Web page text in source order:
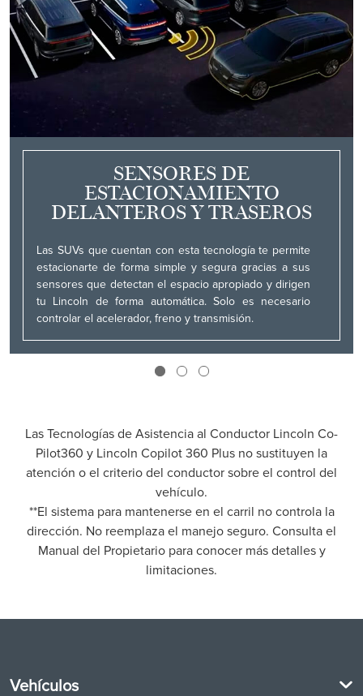
SENSORES DE
ESTACIONAMIENTO
DELANTEROS Y TRASEROS
Las SUVs que cuentan con esta tecnología te permite
estacionarte de forma simple y segura gracias a sus
sensores que detectan el espacio apropiado y dirigen
tu Lincoln de forma automática. Solo es necesario
controlar el acelerador, freno y transmisión.
Las Tecnologías de Asistencia al Conductor Lincoln Co-
Pilot360 y Lincoln Copilot 360 Plus no sustituyen la
atención o el criterio del conductor sobre el control del
vehículo.
**El sistema para mantenerse en el carril no controla la
dirección. No reemplaza el manejo seguro. Consulta el
Manual del Propietario para conocer más detalles y
limitaciones.
Vehículos